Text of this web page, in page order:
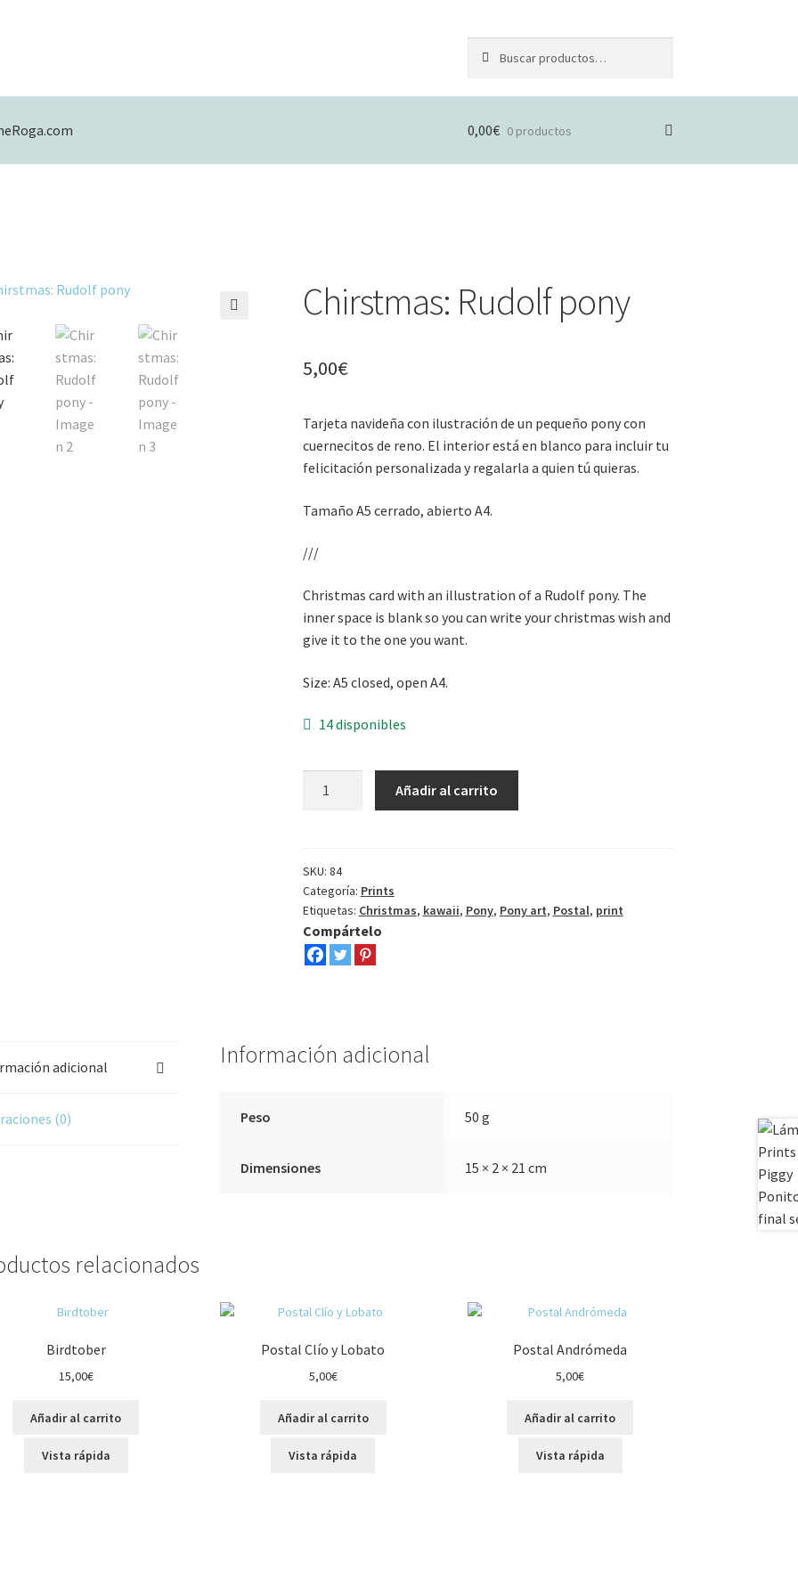
por:
0,00€ 0 productos
Chirstmas: Rudolf pony
5,00€
Tarjeta navideña con ilustración de un pequeño pony con
cuernecitos de reno. El interior está en blanco para incluir tu
felicitación personalizada y regalarla a quien tú quieras.
Tamaño A5 cerrado, abierto A4.
///
Christmas card with an illustration of a Rudolf pony. The
inner space is blank so you can write your christmas wish and
give it to the one you want.
Size: A5 closed, open A4.
14 disponibles
Añadir al carrito
SKU: 84
Categoría: Prints
Etiquetas: Christmas, kawaii, Pony, Pony art, Postal, print
Compártelo
adicional
(0)
Información adicional
Peso 50 g
Dimensiones 15 × 2 × 21 cm
relacionados
Birdtober
15,00€
Añadir al carrito
Vista rápida
Postal Clío y Lobato
5,00€
Añadir al carrito
Vista rápida
Postal Andrómeda
5,00€
Añadir al carrito
Vista rápida